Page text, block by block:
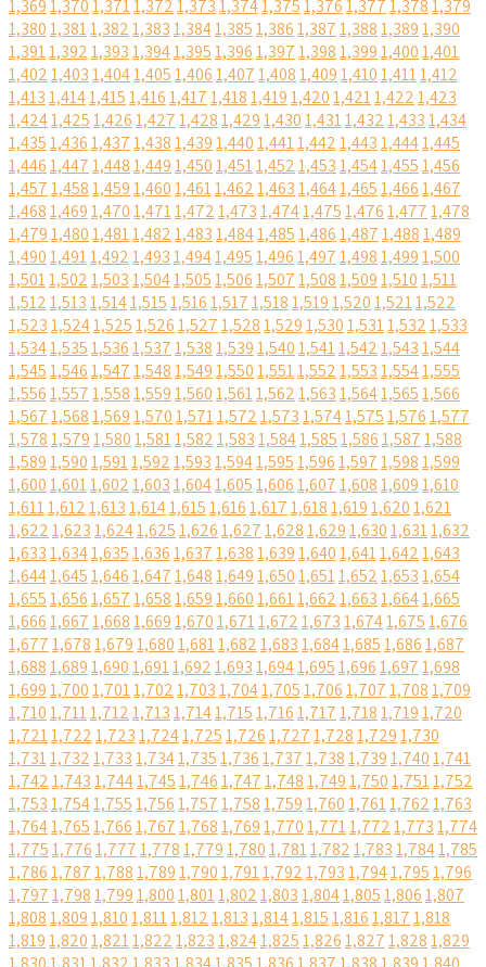
1,3691,3701,3711,3721,3731,3741,3751,3761,3771,3781,379
1,3801,3811,3821,3831,3841,3851,3861,3871,3881,3891,390
1,3911,3921,3931,3941,3951,3961,3971,3981,3991,4001,401
1,4021,4031,4041,4051,4061,4071,4081,4091,4101,4111,412
1,4131,4141,4151,4161,4171,4181,4191,4201,4211,4221,423
1,4241,4251,4261,4271,4281,4291,4301,4311,4321,4331,434
1,4351,4361,4371,4381,4391,4401,4411,4421,4431,4441,445
1,4461,4471,4481,4491,4501,4511,4521,4531,4541,4551,456
1,4571,4581,4591,4601,4611,4621,4631,4641,4651,4661,467
1,4681,4691,4701,4711,4721,4731,4741,4751,4761,4771,478
1,4791,4801,4811,4821,4831,4841,4851,4861,4871,4881,489
1,4901,4911,4921,4931,4941,4951,4961,4971,4981,4991,500
1,5011,5021,5031,5041,5051,5061,5071,5081,5091,5101,511
1,5121,5131,5141,5151,5161,5171,5181,5191,5201,5211,522
1,5231,5241,5251,5261,5271,5281,5291,5301,5311,5321,533
1,5341,5351,5361,5371,5381,5391,5401,5411,5421,5431,544
1,5451,5461,5471,5481,5491,5501,5511,5521,5531,5541,555
1,5561,5571,5581,5591,5601,5611,5621,5631,5641,5651,566
1,5671,5681,5691,5701,5711,5721,5731,5741,5751,5761,577
1,5781,5791,5801,5811,5821,5831,5841,5851,5861,5871,588
1,5891,5901,5911,5921,5931,5941,5951,5961,5971,5981,599
1,6001,6011,6021,6031,6041,6051,6061,6071,6081,6091,610
1,6111,6121,6131,6141,6151,6161,6171,6181,6191,6201,621
1,6221,6231,6241,6251,6261,6271,6281,6291,6301,6311,632
1,6331,6341,6351,6361,6371,6381,6391,6401,6411,6421,643
1,6441,6451,6461,6471,6481,6491,6501,6511,6521,6531,654
1,6551,6561,6571,6581,6591,6601,6611,6621,6631,6641,665
1,6661,6671,6681,6691,6701,6711,6721,6731,6741,6751,676
1,6771,6781,6791,6801,6811,6821,6831,6841,6851,6861,687
1,6881,6891,6901,6911,6921,6931,6941,6951,6961,6971,698
1,6991,7001,7011,7021,7031,7041,7051,7061,7071,7081,709
1,7101,7111,7121,7131,7141,7151,7161,7171,7181,7191,720
1,7211,7221,7231,7241,7251,7261,7271,7281,7291,730
1,7311,7321,7331,7341,7351,7361,7371,7381,7391,7401,741
1,7421,7431,7441,7451,7461,7471,7481,7491,7501,7511,752
1,7531,7541,7551,7561,7571,7581,7591,7601,7611,7621,763
1,7641,7651,7661,7671,7681,7691,7701,7711,7721,7731,774
1,7751,7761,7771,7781,7791,7801,7811,7821,7831,7841,785
1,7861,7871,7881,7891,7901,7911,7921,7931,7941,7951,796
1,7971,7981,7991,8001,8011,8021,8031,8041,8051,8061,807
1,8081,8091,8101,8111,8121,8131,8141,8151,8161,8171,818
1,8191,8201,8211,8221,8231,8241,8251,8261,8271,8281,829